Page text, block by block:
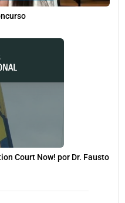
Court Now! por Dr. Fausto